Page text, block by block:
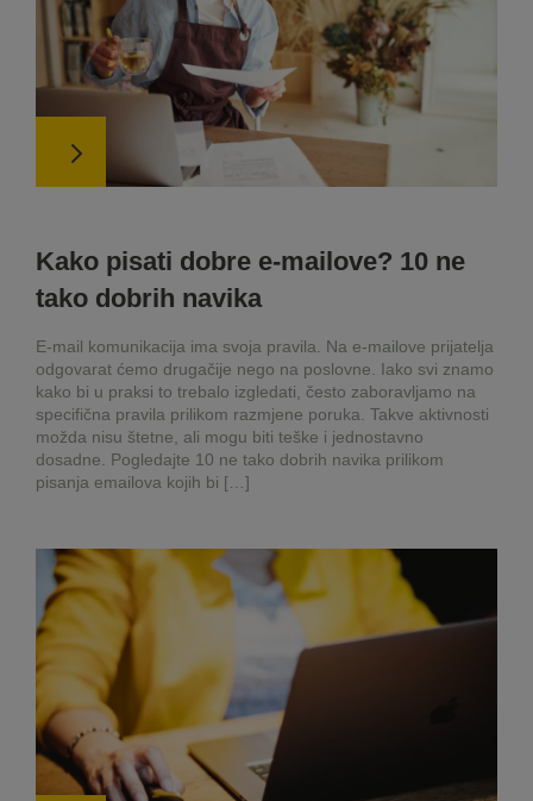
Kako pisati dobre e-mailove? 10 ne
tako dobrih navika
E-mail komunikacija ima svoja pravila. Na e-mailove prijatelja
odgovarat ćemo drugačije nego na poslovne. Iako svi znamo
kako bi u praksi to trebalo izgledati, često zaboravljamo na
specifična pravila prilikom razmjene poruka. Takve aktivnosti
možda nisu štetne, ali mogu biti teške i jednostavno
dosadne. Pogledajte 10 ne tako dobrih navika prilikom
pisanja emailova kojih bi […]